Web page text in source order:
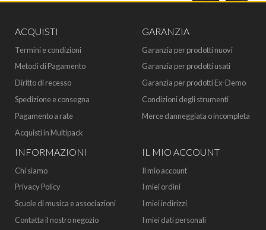
ACQUISTI
Termini e condizioni
Metodi di Pagamento
Diritto di recesso
Spedizione e consegna
Pagamento a rate
Acquisti in Multipack
GARANZIA
Garanzia per prodotti nuovi
Garanzia per prodotti usati
Garanzia per prodotti Ex-Demo
Condizioni degli strumenti
Merce danneggiata o incompleta
INFORMAZIONI
Chi siamo
Privacy Policy
Scuole di musica e associazioni
Contatta il nostro negozio
IL MIO ACCOUNT
Il mio account
I miei ordini
I miei indirizzi
I miei dati personali